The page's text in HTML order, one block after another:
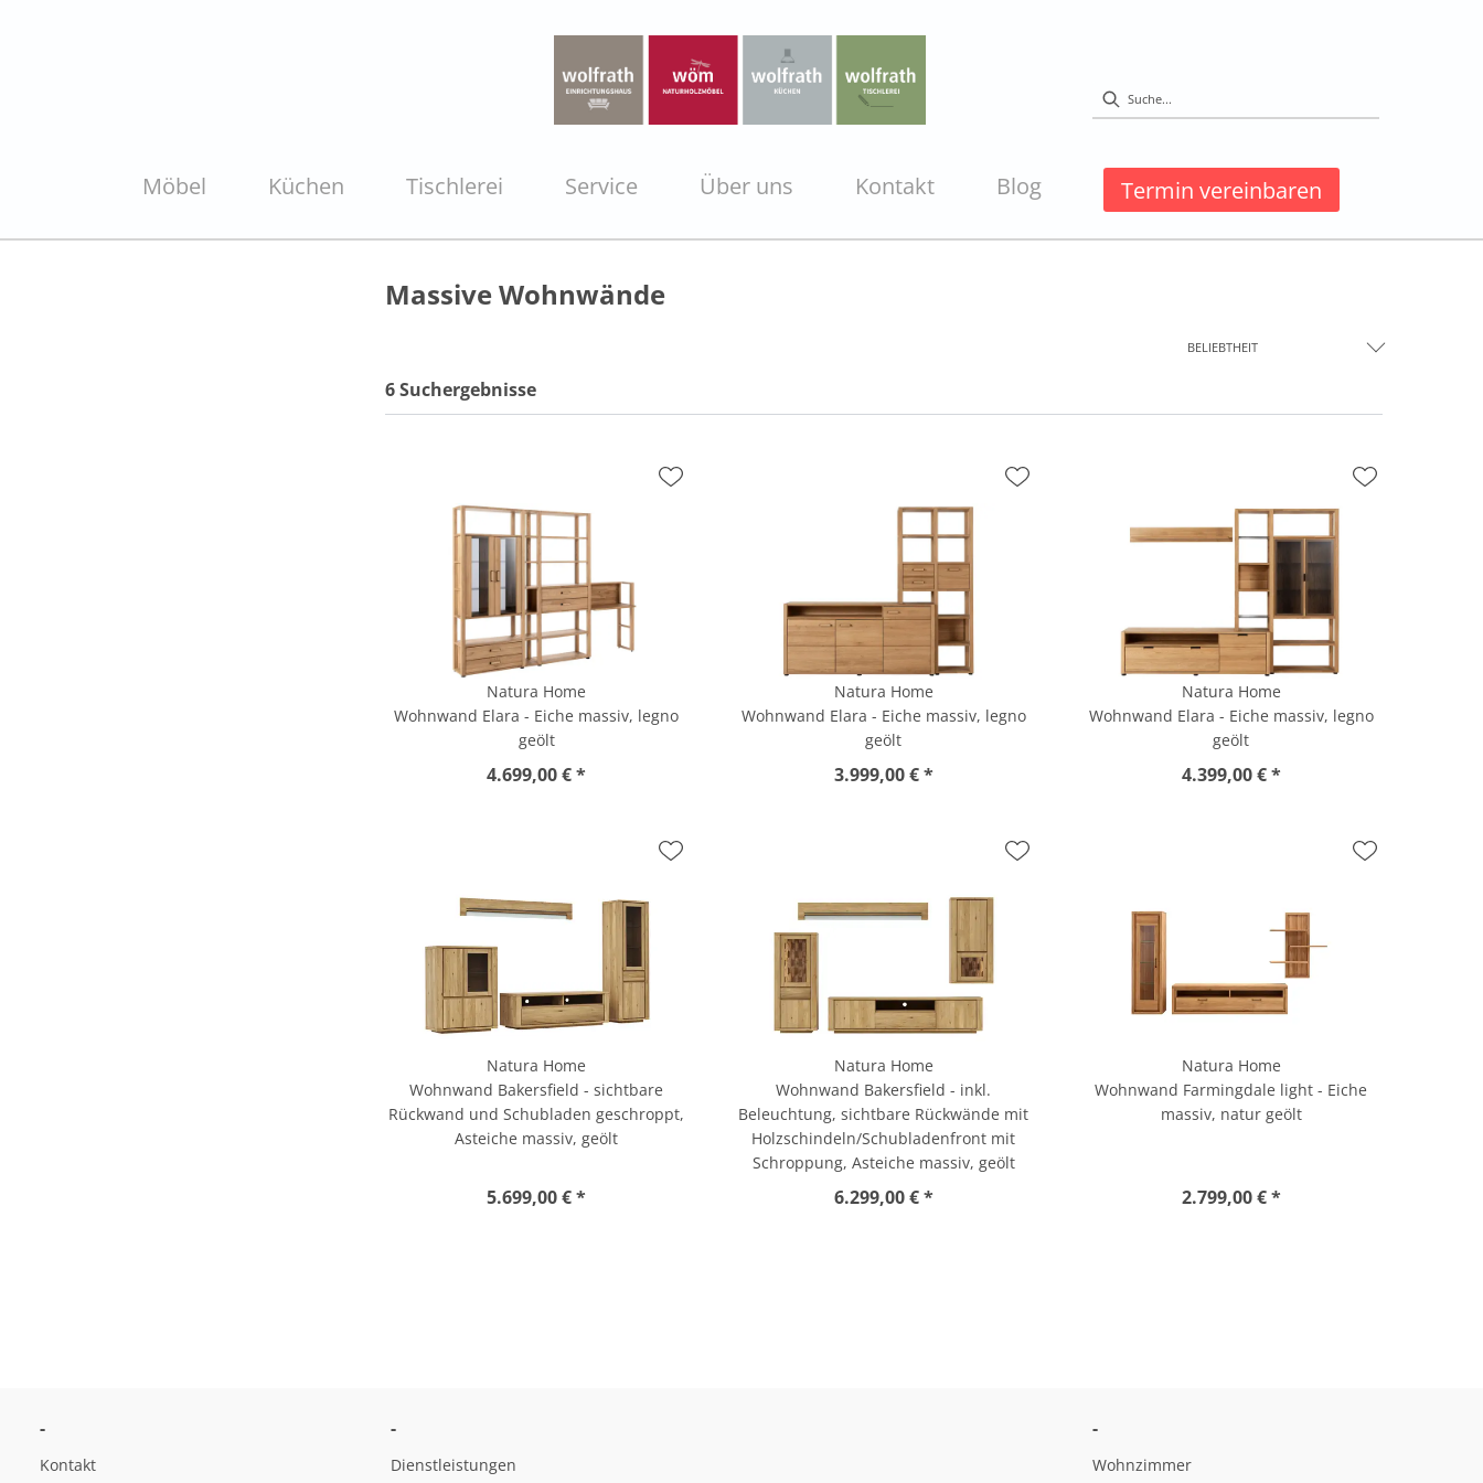
Möbel Küchen Tischlerei Service Über uns Kontakt Blog Termin vereinbaren
Massive Wohnwände
BELIEBTHEIT
6 Suchergebnisse
Natura Home
Wohnwand Elara - Eiche massiv, legno
geölt
4.699,00 € *
Natura Home
Wohnwand Elara - Eiche massiv, legno
geölt
3.999,00 € *
Natura Home
Wohnwand Elara - Eiche massiv, legno
geölt
4.399,00 € *
Natura Home
Wohnwand Bakersfield - sichtbare
Rückwand und Schubladen geschroppt,
Asteiche massiv, geölt
5.699,00 € *
Natura Home
Wohnwand Bakersfield - inkl.
Beleuchtung, sichtbare Rückwände mit
Holzschindeln/Schubladenfront mit
Schroppung, Asteiche massiv, geölt
6.299,00 € *
Natura Home
Wohnwand Farmingdale light - Eiche
massiv, natur geölt
2.799,00 € *
-
Kontakt
-
Dienstleistungen
-
Wohnzimmer